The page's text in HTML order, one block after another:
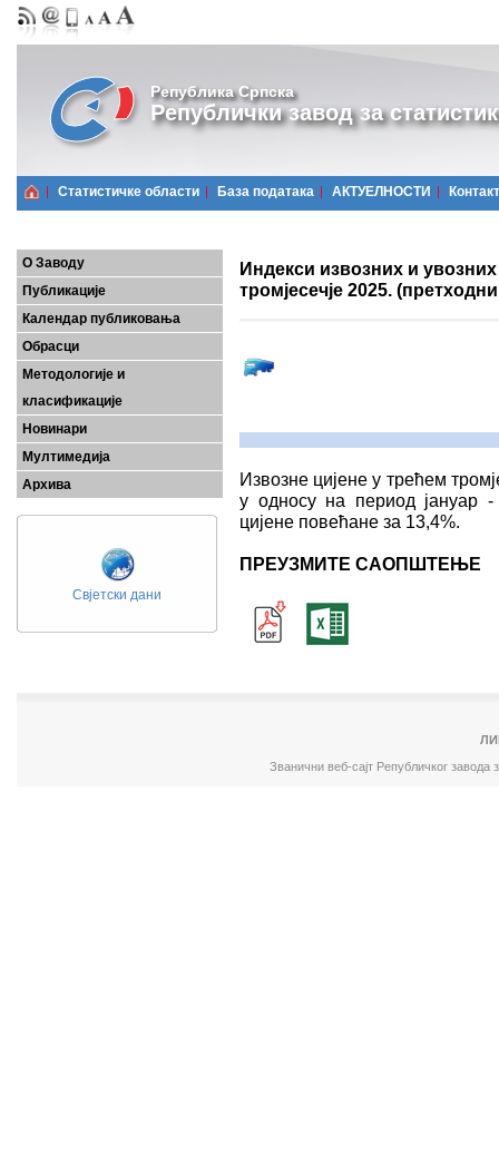
Република Српска
Републички завод за
Статистичке области Базa података АКТУЕЛНОСТИ Контакт
О Заводу
Публикације
Календар публиковања
Обрасци
Методологије и
класификације
Новинари
Мултимедија
Архива
Свјетски дани
Индекси извозних и
тромјесечје 2025.
Извозне цијене у трећем
у односу на период јануар
цијене повећане за 13,4%.
ПРЕУЗМИТЕ САОПШТЕЊЕ
Званични веб-сајт Републичког